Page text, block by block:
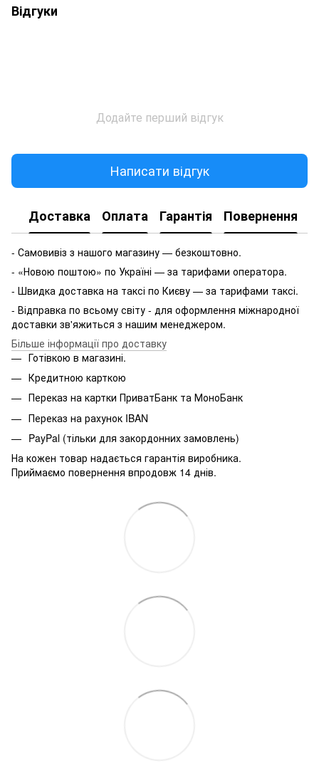
Відгуки
Додайте перший відгук
Написати відгук
Доставка Оплата Гарантія Повернення
- Самовивіз з нашого магазину — безкоштовно.
- «Новою поштою» по Україні — за тарифами оператора.
- Швидка доставка на таксі по Києву — за тарифами таксі.
- Відправка по всьому світу - для оформлення міжнародної
доставки зв'яжиться з нашим менеджером.
Більше інформації про доставку
Готівкою в магазині.
Кредитною карткою
Переказ на картки ПриватБанк та МоноБанк
Переказ на рахунок IBAN
PayPal (тільки для закордонних замовлень)
На кожен товар надається гарантія виробника.
Приймаємо повернення впродовж 14 днів.